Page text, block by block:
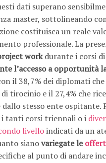
dati superano
master, sottolineando
costituisca un reale
professionale. La
workdurante i corsi
l’accesso a opportunità
il 38,7% dei diplomati
di tirocinio e il 27,4% che
dallo stesso ente ospitante.
tanti corsi triennali o i
livelloindicati da un
sianovariegate le
al punto di andare